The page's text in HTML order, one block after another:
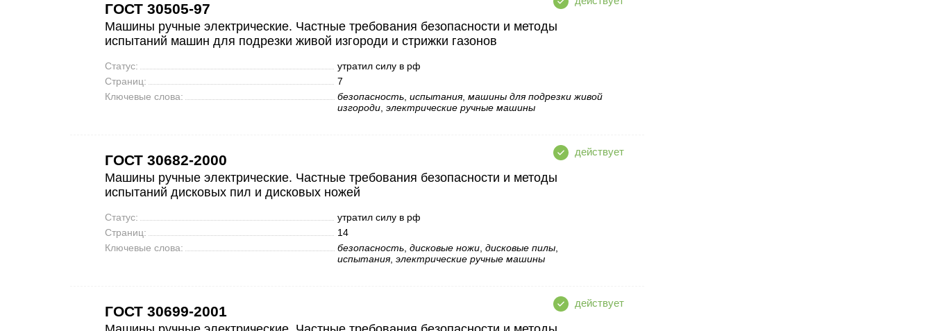
ГОСТ 30505-97
Машины ручные электрические. Частные требования безопасности и методы
испытаний машин для подрезки живой изгороди и стрижки газонов
Статус:
утратил силу в рф
Страниц:
7
Ключевые слова:
безопасность, испытания, машины для подрезки живой
изгороди, электрические ручные машины
ГОСТ 30682-2000
Машины ручные электрические. Частные требования безопасности и методы
испытаний дисковых пил и дисковых ножей
Статус:
утратил силу в рф
Страниц:
14
Ключевые слова:
безопасность, дисковые ножи, дисковые пилы,
испытания, электрические ручные машины
ГОСТ 30699-2001